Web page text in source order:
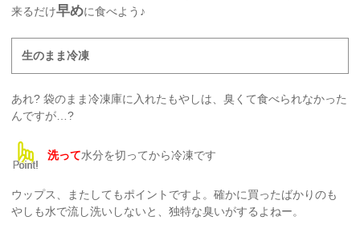
来るだけ早めに食べよう♪
生のまま冷凍
あれ? 袋のまま冷凍庫に入れたもやしは、臭くて食べられなかった
んですが…?
洗って水分を切ってから冷凍です
ウップス、またしてもポイントですよ。確かに買ったばかりのも
やしも水で流し洗いしないと、独特な臭いがするよねー。